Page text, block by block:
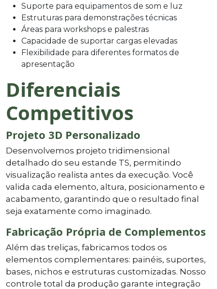
Suporte para equipamentos de som e luz
Estruturas para demonstrações técnicas
Áreas para workshops e palestras
Capacidade de suportar cargas elevadas
Flexibilidade para diferentes formatos de
apresentação
Diferenciais
Competitivos
Projeto 3D Personalizado
Desenvolvemos projeto tridimensional
detalhado do seu estande TS, permitindo
visualização realista antes da execução. Você
valida cada elemento, altura, posicionamento e
acabamento, garantindo que o resultado final
seja exatamente como imaginado.
Fabricação Própria de Complementos
Além das treliças, fabricamos todos os
elementos complementares: painéis, suportes,
bases, nichos e estruturas customizadas. Nosso
controle total da produção garante integração